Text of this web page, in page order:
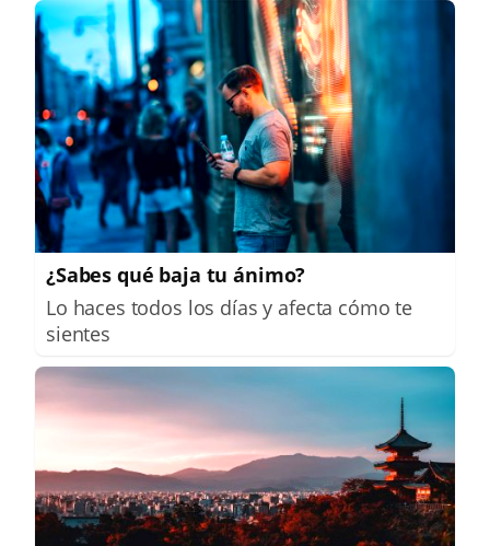
¿Sabes qué baja tu ánimo?
Lo haces todos los días y afecta cómo te
sientes